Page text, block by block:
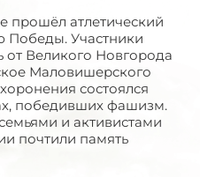
прошёл атлетический
Победы. Участники
от Великого Новгорода
Маловишерского
состоялся
победивших фашизм.
и активистами
почтили память